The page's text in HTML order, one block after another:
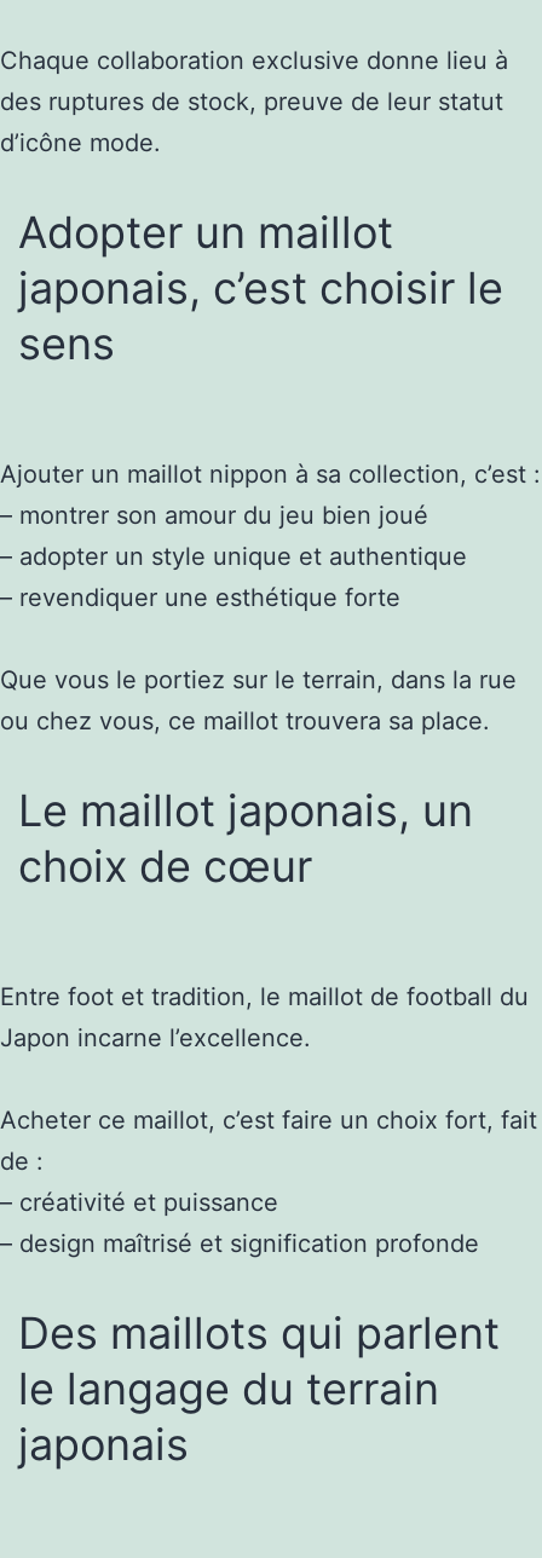
Chaque collaboration exclusive donne lieu à
des ruptures de stock, preuve de leur statut
d’icône mode.
Adopter un maillot
japonais, c’est choisir le
sens
Ajouter un maillot nippon à sa collection, c’est :
– montrer son amour du jeu bien joué
– adopter un style unique et authentique
– revendiquer une esthétique forte
Que vous le portiez sur le terrain, dans la rue
ou chez vous, ce maillot trouvera sa place.
Le maillot japonais, un
choix de cœur
Entre foot et tradition, le maillot de football du
Japon incarne l’excellence.
Acheter ce maillot, c’est faire un choix fort, fait
de :
– créativité et puissance
– design maîtrisé et signification profonde
Des maillots qui parlent
le langage du terrain
japonais